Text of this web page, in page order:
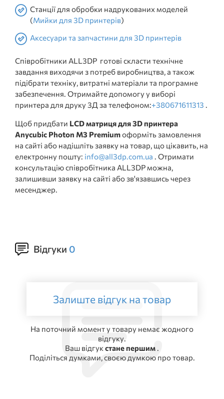
Станції для обробки надрукованих моделей
(Мийки для 3D принтерів)
Аксесуари та запчастини для 3D принтерів
Співробітники ALL3DP готові скласти технічне
завдання виходячи з потреб виробництва, а також
підібрати техніку, витратні матеріали та програмне
забезпечення. Отримайте допомогу у виборі
принтера для друку 3Д за телефоном:+380671611313
Щоб придбати LCD матриця для 3D принтера
Anycubic Photon M3 Premiumоформіть замовлення
на сайті або надішліть заявку на товар, що цікавить, на
електронну пошту: info@all3dp.com.ua . Отримати
консультацію співробітника ALL3DP можна,
залишивши заявку на сайті або зв'язавшись через
месенджер.
Відгуки 0
Залиште відгук на товар
На поточний момент у товару немає жодного
відгуку.
Ваш відгук стане першим .
Поділіться думками, своєю думкою про товар.